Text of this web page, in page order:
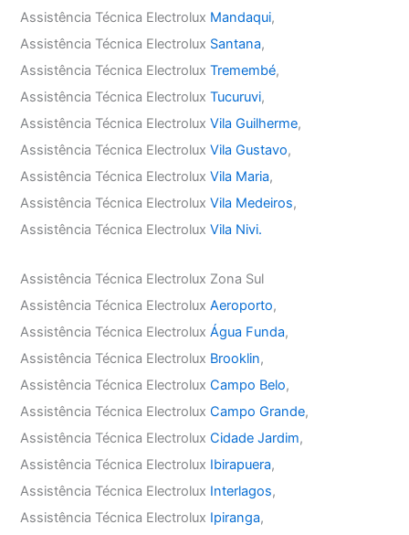
Assistência Técnica Electrolux Mandaqui,
Assistência Técnica Electrolux Santana,
Assistência Técnica ElectroluxTremembé,
Assistência Técnica ElectroluxTucuruvi,
Assistência Técnica ElectroluxVila Guilherme,
Assistência Técnica ElectroluxVila Gustavo,
Assistência Técnica ElectroluxVila Maria,
Assistência Técnica ElectroluxVila Medeiros,
Assistência Técnica ElectroluxVila Nivi.
Assistência Técnica Electrolux Zona Sul
Assistência Técnica ElectroluxAeroporto,
Assistência Técnica ElectroluxÁgua Funda,
Assistência Técnica Electrolux Brooklin,
Assistência Técnica ElectroluxCampo Belo,
Assistência Técnica ElectroluxCampo Grande,
Assistência Técnica ElectroluxCidade Jardim,
Assistência Técnica Electrolux Ibirapuera,
Assistência Técnica Electrolux Interlagos,
Assistência Técnica Electrolux Ipiranga,